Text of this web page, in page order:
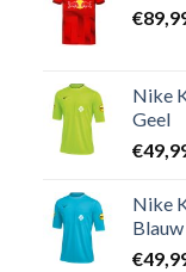
€
Nike
Geel
€
Nike
Blauw
€